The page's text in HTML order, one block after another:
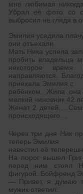
мне любимая
Убрал её фото со
выбросил не глядя в
Эмилия усадила
они отъехали.
Мать Ника успела
пробить владельца
некоторое
направляются.
приехала Эмилия с
ребёнком. Жила она
мелкий чиновник 42
Женат 2 детей…
происходящего…
Через три дня Ник
теперь Эмилия
навестил её
На порог вышел
перед ним стоял
фигурой. Бойфренд
— Привет, я думаю
мужик ответил: